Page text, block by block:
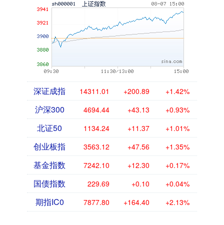
深证成指 14311.01 +200.89 +1.42%
沪深300 4694.44 +43.13 +0.93%
北证50 1134.24 +11.37 +1.01%
创业板指 3563.12 +47.56 +1.35%
基金指数 7242.10 +12.30 +0.17%
国债指数 229.69 +0.10 +0.04%
期指IC0 7877.80 +164.40 +2.13%